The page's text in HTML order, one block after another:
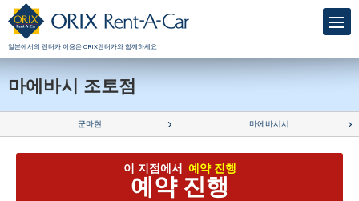
일본에서의 렌터카 이용은 ORIX렌터카와 함께하세요
마에바시 조토점
군마현 마에바시시
이 지점에서 예약 진행
예약 진행